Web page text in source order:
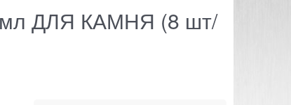
ДЛЯ КАМНЯ (8 шт/